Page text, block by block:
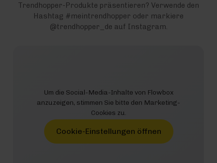
Trendhopper-Produkte präsentieren? Verwende den
Hashtag #meintrendhopper oder markiere
@trendhopper_de auf Instagram.
Um die Social-Media-Inhalte von Flowbox
anzuzeigen, stimmen Sie bitte den Marketing-
Cookies zu.
Cookie-Einstellungen öffnen